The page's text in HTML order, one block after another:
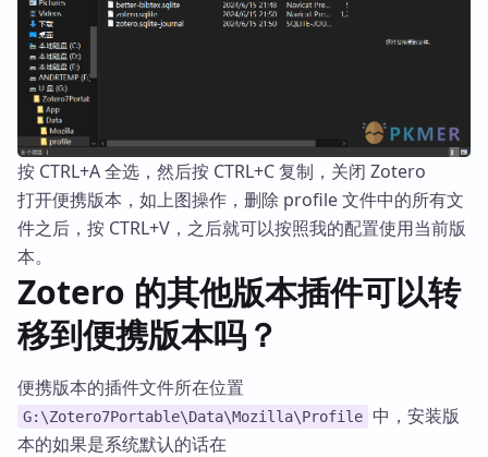
按 CTRL+A 全选，然后按 CTRL+C 复制，关闭 Zotero
打开便携版本，如上图操作，删除 profile 文件中的所有文
件之后，按 CTRL+V，之后就可以按照我的配置使用当前版
本。
Zotero 的其他版本插件可以转
移到便携版本吗？
便携版本的插件文件所在位置
G:\Zotero7Portable\Data\Mozilla\Profile
中，安装版
本的如果是系统默认的话在